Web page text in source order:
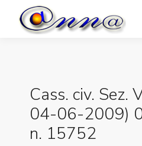
Cass. civ. Sez.
04-06-2009)
n. 15752